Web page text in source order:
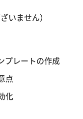
いません）
プレートの作成
点
化